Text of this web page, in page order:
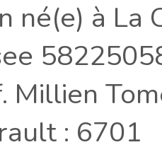
né(e) à
Millien
: 6701